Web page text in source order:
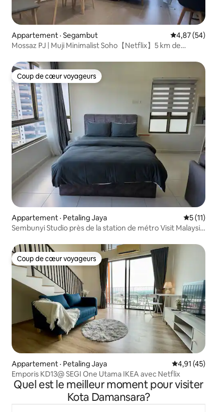
Appartement · Segambut Note
4,87 (54)
Mossaz PJ | Muji Minimalist Soho【Netflix】5 km de
Coup de cœur voyageurs
Coup de cœur voyageurs
Appartement · Petaling Jaya Note
5 (11)
Sembunyi Studio près de la station de métro Visit Malaysia
Coup de cœur voyageurs
Coup de cœur voyageurs
Appartement · Petaling Jaya Note
4,91 (45)
Emporis KD13@ SEGI One Utama IKEA avec Netflix
Quel est le meilleur moment pour visiter
Kota Damansara?